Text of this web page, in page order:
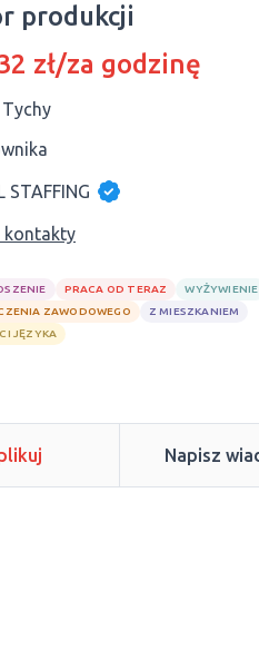
produkcji
zł/za godzinę
STAFFING
kontakty
PRACA OD TERAZ
WYŻYWIENIE
ZAWODOWEGO
Z MIESZKANIEM
JĘZYKA
Napisz